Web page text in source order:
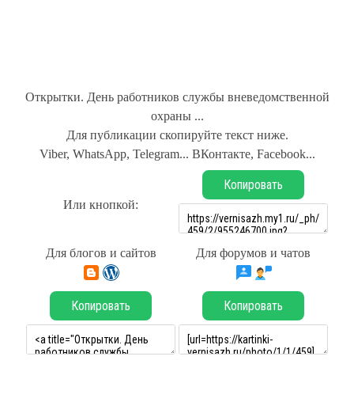
Открытки. День работников службы вневедомственной
охраны ...
Для публикации скопируйте текст ниже.
Viber, WhatsApp, Telegram... ВКонтакте, Facebook...
Или кнопкой:
Копировать
Для блогов и сайтов Для форумов и чатов
Копировать Копировать